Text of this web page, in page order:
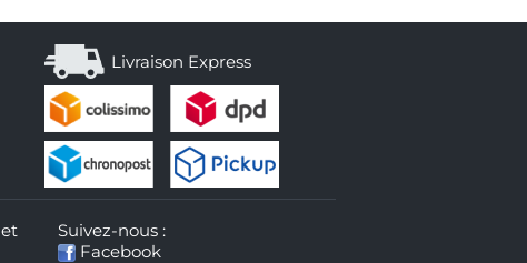
Livraison Express
Suivez-nous :
Facebook